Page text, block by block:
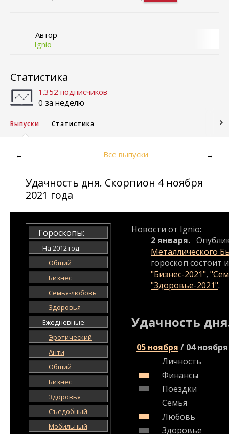
Автор
Ignio
Статистика
1.352 подписчиков
0 за неделю
Выпуски Статистика
← Все выпуски →
Удачность дня. Скорпион 4 ноября
2021 года
Гороскопы:
На 2012 год:
Общий
Бизнес
Семья-любовь
Здоровья
Ежедневные:
Эротический
Анти
Общий
Бизнес
Здоровья
Съедобный
Мобильный
Новости от Ignio:
2 января.
Металлического
гороскоп состоит
"Бизнес-2021",
"Здоровье-2021".
Удачность
05 ноября / 04 ноября
Личность
Финансы
Поездки
Семья
Любовь
Здоровье